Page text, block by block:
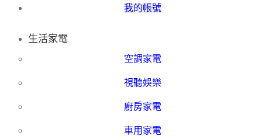
我的帳號
生活家電
空調家電
視聽娛樂
廚房家電
車用家電